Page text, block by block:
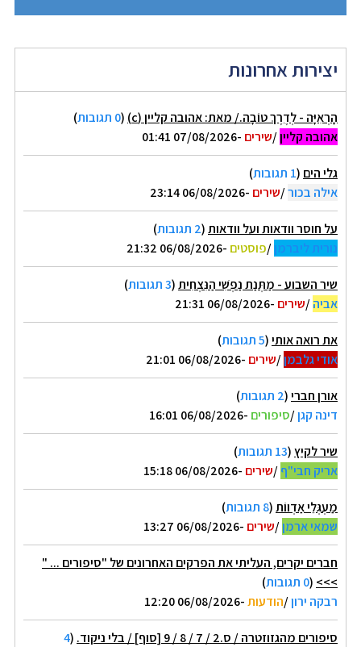
יצירות אחרונות
הָרְאִיָּה - לְדֶרֶךְ טוֹבָה./ מאת: אהובה קליין (c) (0 תגובות
)
אהובה קליין/שירים -07/08/2026 01:41
גלי הים (1 תגובות
)
אילה בכור/שירים -06/08/2026 23:14
על חוסר וודאות ועל וודאות(2 תגובות
)
נורית ליברמן/פוסטים -06/08/2026 21:32
שיר השבוע - מַתְּנַת נַפְשִׁי הַנִּצְחִית(3 תגובות
)
אביה/שירים -06/08/2026 21:31
את רואה אותי(5 תגובות
)
אודי גלבמן/שירים -06/08/2026 21:01
אורן חברי(2 תגובות
)
דינה קגן/סיפורים -06/08/2026 16:01
שיר לקיץ(13 תגובות
)
אריק חבי"ף/שירים -06/08/2026 15:18
מַעְגְּלֵי אַדְווֹת(8 תגובות
)
שמאי ארמן/שירים -06/08/2026 13:27
חברים יקרים, העליתי את הפרקים האחרונים של "סיפורים ... "
>>>
(0 תגובות
)
רבקה ירון/הודעות-06/08/2026 12:20
סיפורים מהגזוזטרה / ס.2 / 7 / 8 / 9 [סוף] / בלי ניקוד. (
4